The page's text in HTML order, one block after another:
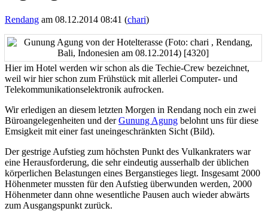
Rendang am 08.12.2014 08:41 (chari)
Hier im Hotel werden wir schon als die Techie-Crew bezeichnet,
weil wir hier schon zum Frühstück mit allerlei Computer- und
Telekommunikationselektronik aufrocken.
Wir erledigen an diesem letzten Morgen in Rendang noch ein zwei
Büroangelegenheiten und derGunung Agung belohnt uns für diese
Emsigkeit mit einer fast uneingeschränkten Sicht (Bild).
Der gestrige Aufstieg zum höchsten Punkt des Vulkankraters war
eine Herausforderung, die sehr eindeutig ausserhalb der üblichen
körperlichen Belastungen eines Berganstieges liegt. Insgesamt 2000
Höhenmeter mussten für den Aufstieg überwunden werden, 2000
Höhenmeter dann ohne wesentliche Pausen auch wieder abwärts
zum Ausgangspunkt zurück.